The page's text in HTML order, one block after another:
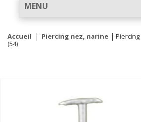
MENU
Accueil Piercing nez, narine
(54)